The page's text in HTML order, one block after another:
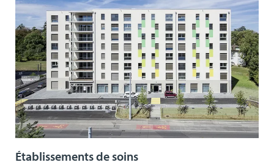
Établissements de soins